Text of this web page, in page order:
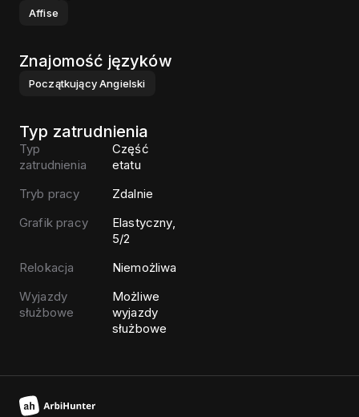
Affise
Znajomość języków
PoczątkującyAngielski
Typ zatrudnienia
Typ
zatrudnienia
Część
etatu
Tryb pracy
Zdalnie
Grafik pracy
Elastyczny,
5/2
Relokacja
Niemożliwa
Wyjazdy
służbowe
Możliwe
wyjazdy
służbowe